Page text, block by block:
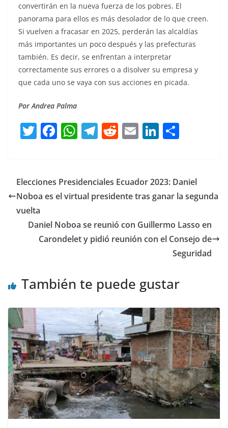
convertirán en la nueva fuerza de los pobres. El
panorama para ellos es más desolador de lo que creen.
Si vuelven a fracasar en 2025, perderán las alcaldías
más importantes un poco después y las prefecturas
también. Es decir, se enfrentan a interpretar
correctamente sus errores o a disolver su empresa y
que cada uno se vaya con sus acciones en picada.
Por Andrea Palma
T
er
F
e
b
o
k
W
s
A
p
T
gr
a
R
di
t
E
l
Li
e
dI
p
ar
Elecciones Presidenciales Ecuador 2023: Daniel
Noboa es el virtual presidente tras ganar la segunda
vuelta
Daniel Noboa se reunió con Guillermo Lasso en
Carondelet y pidió reunión con el Consejo de
Seguridad
También te puede gustar